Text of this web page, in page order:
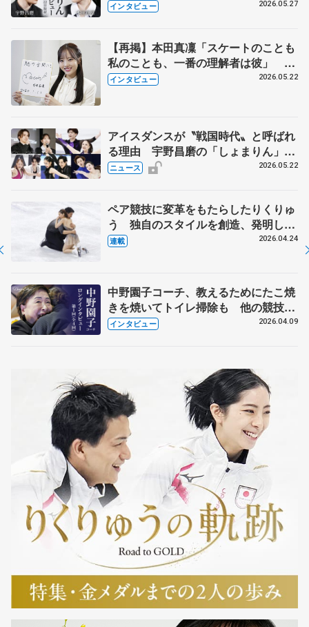
田真凜の覚悟
インタビュー 2026.05.27
【再掲】本田真凜「スケートのことも
私のことも、一番の理解者は彼」 引
退時の単独インタビューで語った競技
インタビュー 2026.05.22
アイスダンスが〝戦国時代〟と呼ばれ
る理由 宇野昌磨の「しょまりん」ら
実力者が相次いで参戦 国内の競争激
ニュース 2026.05.22
ペア競技に変革をもたらしたりくりゅ
う 独自のスタイルを創造、発明した
【引退発表後②】
連載 2026.04.24
中野園子コーチ、教えるためにたこ焼
きを焼いてトイレ掃除も 他の競技に
も通用するという坂本花織の筋肉
インタビュー 2026.04.09